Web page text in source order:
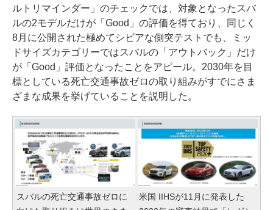
ルトリマインダー」のチェックでは、対象となったスバ
ルの2モデルだけが「Good」の評価を得ており、同じく
8月に公開された極めてシビアな側突テストでも、ミッ
ドサイズカテゴリーではスバルの「アウトバック」だけ
が「Good」評価となったことをアピール。2030年を目
標としている死亡交通事故ゼロの取り組みがすでにさま
ざまな成果を挙げていることを説明した。
スバルの死亡交通事故ゼロに
米国 IIHSが11月に発表した